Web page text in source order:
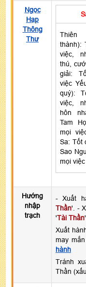
Ngọc
Hạp
Thông
Thư
thành):
việc,
thú,
giải:
việc
quý):
việc,
hôn
Tam
mọi
Sa: Tốt
Sao
mọi việc
Hướng
nhập
trạch
- Xuất
Thần'. -
'Tài Thần'.
Xuất
may
hành
Tránh
Thần